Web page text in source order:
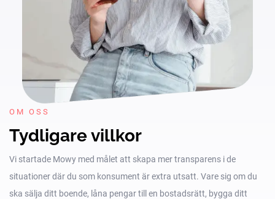
OM OSS
Tydligare villkor
Vi startade Mowy med målet att skapa mer transparens i de
situationer där du som konsument är extra utsatt. Vare sig om du
ska sälja ditt boende, låna pengar till en bostadsrätt, bygga ditt